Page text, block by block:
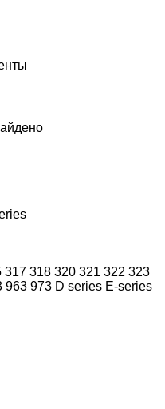
317 318 320 321 322 323
963 973 D series E-series